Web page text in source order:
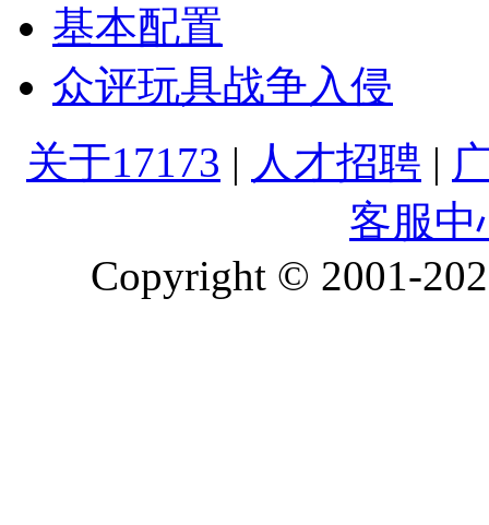
基本配置
众评玩具战争入侵
关于17173 | 人才招聘 |
客服中
Copyright © 2001-